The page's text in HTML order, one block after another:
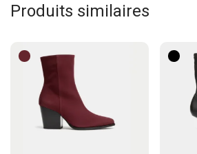
Produits similaires